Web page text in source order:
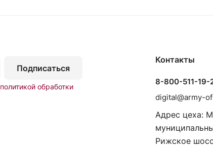
политикой обработки
Подписаться
Контакты
8-800-511-19-
digital@army-
Адрес цеха:
Рижское